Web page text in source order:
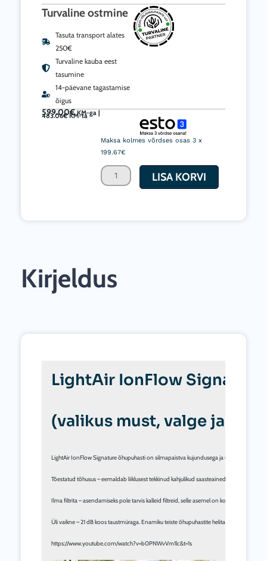
Turvaline ostmine
Tasuta transport alates
250€
Turvaline kauba eest
tasumine
14-päevane tagastamise
õigus
599.00€ KM-ga |
483.06€KM-ta
Maksa kolmes võrdses osas 3 x
199.67€
Signature
õhupuhastaja
kuni
LISA KORVI
Kirjeldus
LightAir IonFlow
(valikus must, valge ja
LightAir IonFlow Signature õhupuhasti on silmapaistva kujundusega ja uue erilise
Tõestatud tõhusus – eemaldab liiklusest tekkinud kahjulikud saasteained, viirused,
Ilma filtrita – asendamiseks pole tarvis kalleid filtreid, selle asemel on korduvkasutatav
Üli vaikne – 21 dB koos taustmüraga. Enamiku teiste õhupuhastite helitase on 35–59 dB.
https://www.youtube.com/watch?v=b0PNWvVm1lc&t=1s